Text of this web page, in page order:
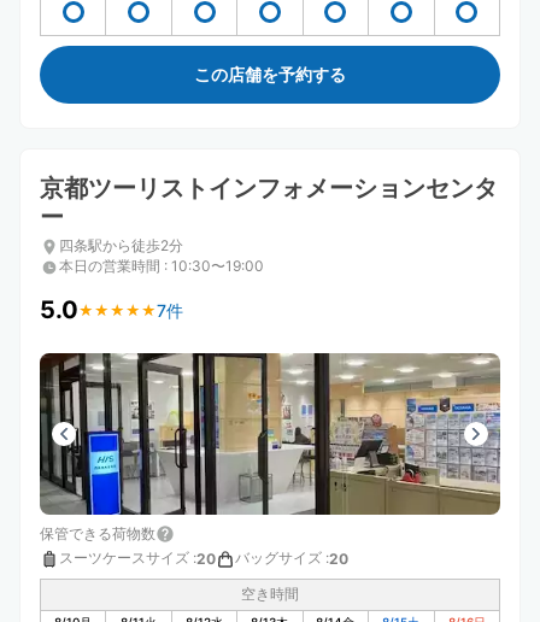
この店舗を予約する
京都ツーリストインフォメーションセンタ
ー
四条駅から徒歩2分
本日の営業時間 : 10:30〜19:00
5.0★ ★ ★ ★ ★
★ ★ ★ ★ ★7件
保管できる荷物数
スーツケースサイズ :20 バッグサイズ :20
空き時間